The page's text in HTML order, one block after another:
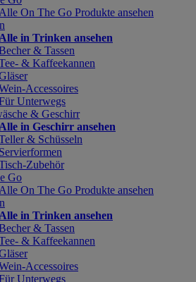
Alle On The Go Produkte ansehen
Alle in Trinken ansehen
& Tassen
& Kaffeekannen
Accessoires
Unterwegs
& Geschirr
Alle in Geschirr ansehen
& Schüsseln
Servierformen
Zubehör
Go
Alle On The Go Produkte ansehen
Alle in Trinken ansehen
& Tassen
& Kaffeekannen
Accessoires
Unterwegs